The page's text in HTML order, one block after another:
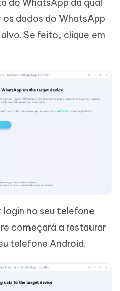
do WhatsApp da qual
dados do WhatsApp
Se feito, clique em
no seu telefone
começará a restaurar
telefone Android.